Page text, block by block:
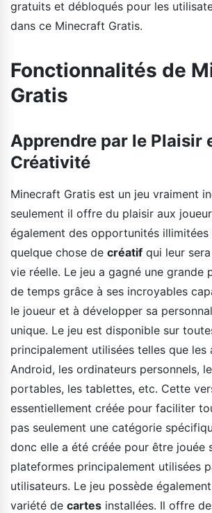
gratuits et débloqués pour les
dans ce Minecraft Gratis.
Fonctionnalités de
Gratis
Apprendre par le Plaisir
Créativité
Minecraft Gratis est un jeu vraiment
seulement il offre du plaisir aux
également des opportunités
quelque chose de créatif qui leur
vie réelle. Le jeu a gagné une grande
de temps grâce à ses incroyables
le joueur et à développer sa
unique. Le jeu est disponible sur
principalement utilisées telles que les
Android, les ordinateurs personnels,
portables, les tablettes, etc. Cette
essentiellement créée pour faciliter
pas seulement une catégorie
donc elle a été créée pour être jouée
plateformes principalement utilisées
utilisateurs. Le jeu possède
variété de cartes installées. Il offre